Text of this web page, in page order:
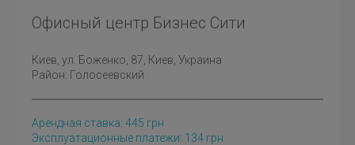
Офисный центр Бизнес Сити
Киев , ул. Боженко, 87, Киев, Украина
Район: Голосеевский
Арендная ставка: 445 грн
Эксплуатационные платежи: 134 грн